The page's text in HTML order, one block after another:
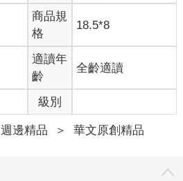
商品規
格
18.5*8
適讀年
齡
全齡適讀
級別
週邊精品 ＞ 華文原創精品